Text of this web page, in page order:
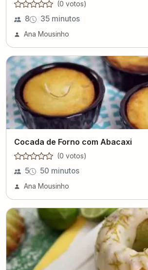
(0 votos)
8 35 minutos
Ana Mousinho
Cocada de Forno com Abacaxi
(0 votos)
5 50 minutos
Ana Mousinho